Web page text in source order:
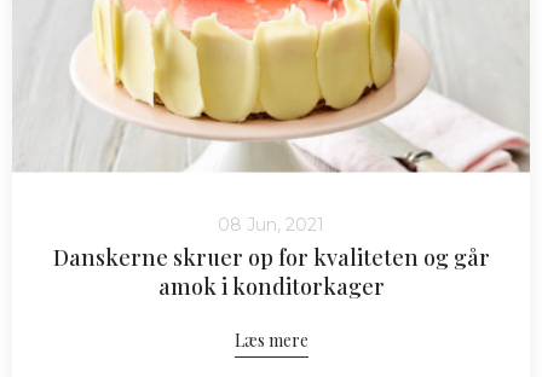
08 Jun, 2021
Danskerne skruer op for kvaliteten og går
amok i konditorkager
Læs mere